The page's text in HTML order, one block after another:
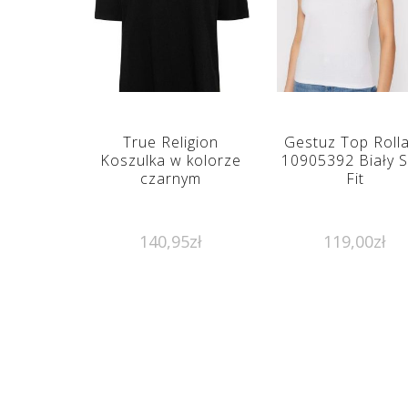
True Religion
Koszulka w kolorze
czarnym
140,95zł
Gestuz Top
10905392 Biały
Fit
119,00zł